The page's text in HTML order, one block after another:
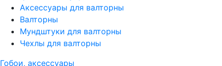
Аксессуары для валторны
Валторны
Мундштуки для валторны
Чехлы для валторны
Гобои, аксессуары